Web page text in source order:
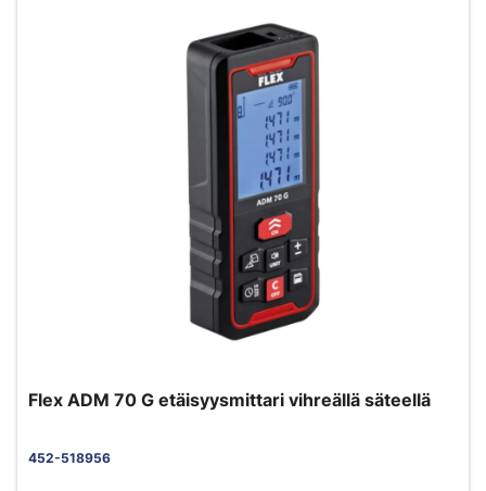
Flex ADM 70 G etäisyysmittari vihreällä säteellä
452-518956